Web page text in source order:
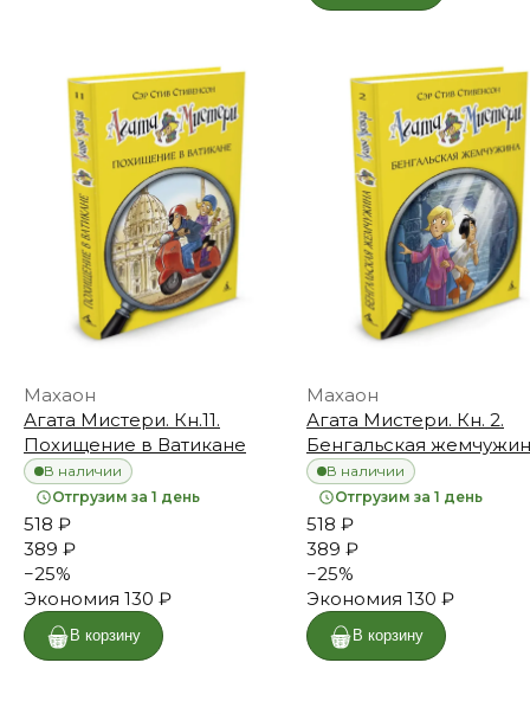
Махаон
Агата Мистери. Кн.11.
Похищение в Ватикане
В наличии
Отгрузим за 1 день
518 ₽
389 ₽
−25%
Экономия 130 ₽
В корзину
Махаон
Агата Мистери. Кн. 2.
Бенгальская
В наличии
Отгрузим за 1 день
518 ₽
389 ₽
−25%
Экономия 130 ₽
В корзину